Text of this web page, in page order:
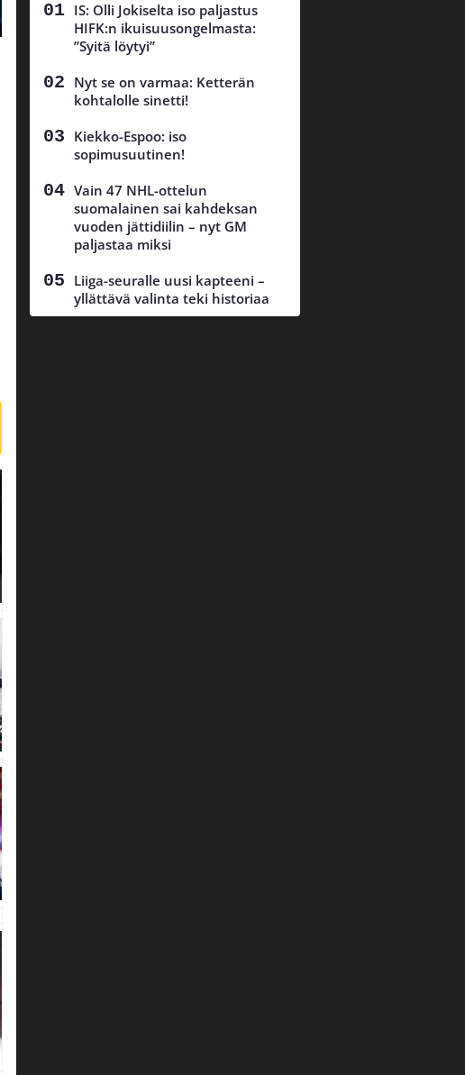
IS: Olli Jokiselta iso paljastus
HIFK:n ikuisuusongelmasta:
”Syitä löytyi”
Nyt se on varmaa: Ketterän
kohtalolle sinetti!
Kiekko-Espoo: iso
sopimusuutinen!
Vain 47 NHL-ottelun
suomalainen sai kahdeksan
vuoden jättidiilin – nyt GM
paljastaa miksi
Liiga-seuralle uusi kapteeni –
yllättävä valinta teki historiaa